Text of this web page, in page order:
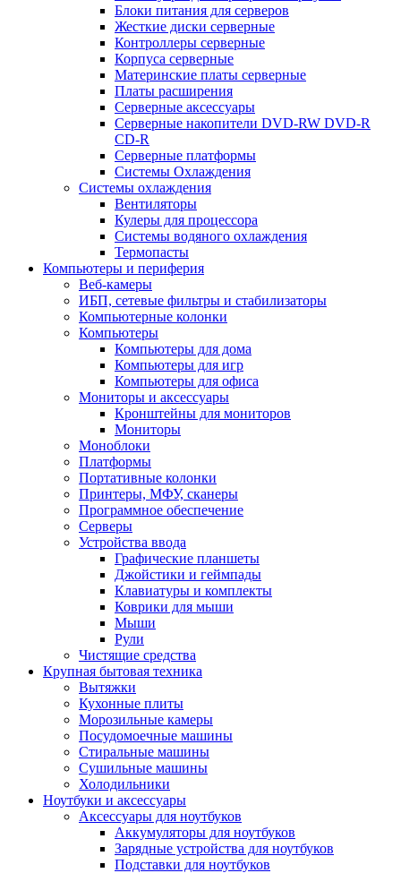
Блоки питания для серверов
Жесткие диски серверные
Контроллеры серверные
Корпуса серверные
Материнские платы серверные
Платы расширения
Серверные аксессуары
Серверные накопители DVD-RW DVD-R
CD-R
Серверные платформы
Системы Охлаждения
Системы охлаждения
Вентиляторы
Кулеры для процессора
Системы водяного охлаждения
Термопасты
Компьютеры и периферия
Веб-камеры
ИБП, сетевые фильтры и стабилизаторы
Компьютерные колонки
Компьютеры
Компьютеры для дома
Компьютеры для игр
Компьютеры для офиса
Мониторы и аксессуары
Кронштейны для мониторов
Мониторы
Моноблоки
Платформы
Портативные колонки
Принтеры, МФУ, сканеры
Программное обеспечение
Серверы
Устройства ввода
Графические планшеты
Джойстики и геймпады
Клавиатуры и комплекты
Коврики для мыши
Мыши
Рули
Чистящие средства
Крупная бытовая техника
Вытяжки
Кухонные плиты
Морозильные камеры
Посудомоечные машины
Стиральные машины
Сушильные машины
Холодильники
Ноутбуки и аксессуары
Аксессуары для ноутбуков
Аккумуляторы для ноутбуков
Зарядные устройства для ноутбуков
Подставки для ноутбуков